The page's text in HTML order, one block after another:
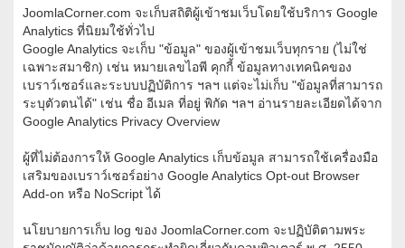
JoomlaCorner.com จะเก็บสถิติผู้เข้าชมเว็บโดยใช้บริการ Google
Analytics ที่นิยมใช้ทั่วไป
Google Analytics จะเก็บ "ข้อมูล" ของผู้เข้าชมเว็บทุกราย (ไม่ใช่
เฉพาะสมาชิก) เช่น หมายเลขไอพี คุกกี้ ข้อมูลทางเทคนิคของ
เบราว์เซอร์และระบบปฏิบัติการ ฯลฯ แต่จะไม่เก็บ "ข้อมูลที่สามารถ
ระบุตัวตนได้" เช่น ชื่อ อีเมล ที่อยู่ พิกัด ฯลฯ อ่านรายละเอียดได้จาก
Google Analytics Privacy Overview
ผู้ที่ไม่ต้องการให้ Google Analytics เก็บข้อมูล สามารถใช้เครื่องมือ
เสริมของเบราว์เซอร์อย่าง Google Analytics Opt-out Browser
Add-on หรือ NoScript ได้
นโยบายการเก็บ log ของ JoomlaCorner.com จะปฏิบัติตามพระ